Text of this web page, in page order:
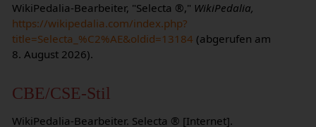
WikiPedalia-Bearbeiter, "Selecta ®," WikiPedalia,
https://wikipedalia.com/index.php?
title=Selecta_%C2%AE&oldid=13184 (abgerufen am
8. August 2026).
CBE/CSE-Stil
WikiPedalia-Bearbeiter. Selecta ® [Internet].